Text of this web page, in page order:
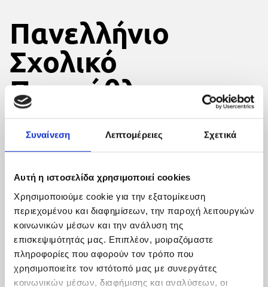
Συναίνεση Λεπτομέρειες Σχετικά
Αυτή η ιστοσελίδα χρησιμοποιεί cookies
Χρησιμοποιούμε cookie για την εξατομίκευση
περιεχομένου και διαφημίσεων, την παροχή λειτουργιών
κοινωνικών μέσων και την ανάλυση της
επισκεψιμότητάς μας. Επιπλέον, μοιραζόμαστε
πληροφορίες που αφορούν τον τρόπο που
χρησιμοποιείτε τον ιστότοπό μας με συνεργάτες
κοινωνικών μέσων, διαφήμισης και αναλύσεων, οι
Πανελλήνιο
Σχολικό
Πρωτάθλημα
Ξιφασκίας
μαθητών Λυκείου
Με δυο αθλητές του συμμετείχε ο ΠΑΣ ΓΙΑΝΝΙΝΑ στο
πανελλήνιο σχολικό πρωτάθλημα ξιφασκίας που
διεξήχθη στην Αθήνα τις 6 Μαΐου 2022. Ο Βαγγέλης
Παπαϊωάννου και ο Μανδέλος Γεώργιος έφτασαν μια
ανάσα από τα μετάλλια αφου αποκλείστηκαν στην
προημιτελική φάση απο το μετέπειτα ζευγάρι του τελικού
των αγώνων.